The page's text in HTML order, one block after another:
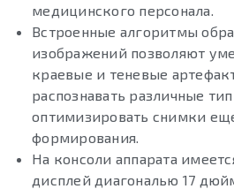
медицинского персонала.
Встроенные алгоритмы
изображений позволяют
краевые и теневые
распознавать различные
оптимизировать снимки
формирования.
На консоли аппарата
дисплей диагональю 17